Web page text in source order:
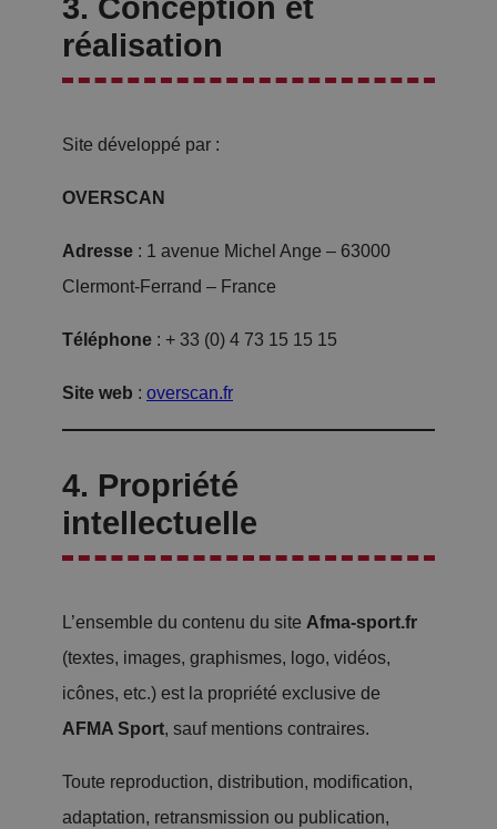
3. Conception et
réalisation
Site développé par :
OVERSCAN
Adresse : 1 avenue Michel Ange – 63000
Clermont-Ferrand – France
Téléphone : + 33 (0) 4 73 15 15 15
Site web : overscan.fr
4. Propriété
intellectuelle
L’ensemble du contenu du site Afma-sport.fr
(textes, images, graphismes, logo, vidéos,
icônes, etc.) est la propriété exclusive de
AFMA Sport, sauf mentions contraires.
Toute reproduction, distribution, modification,
adaptation, retransmission ou publication,